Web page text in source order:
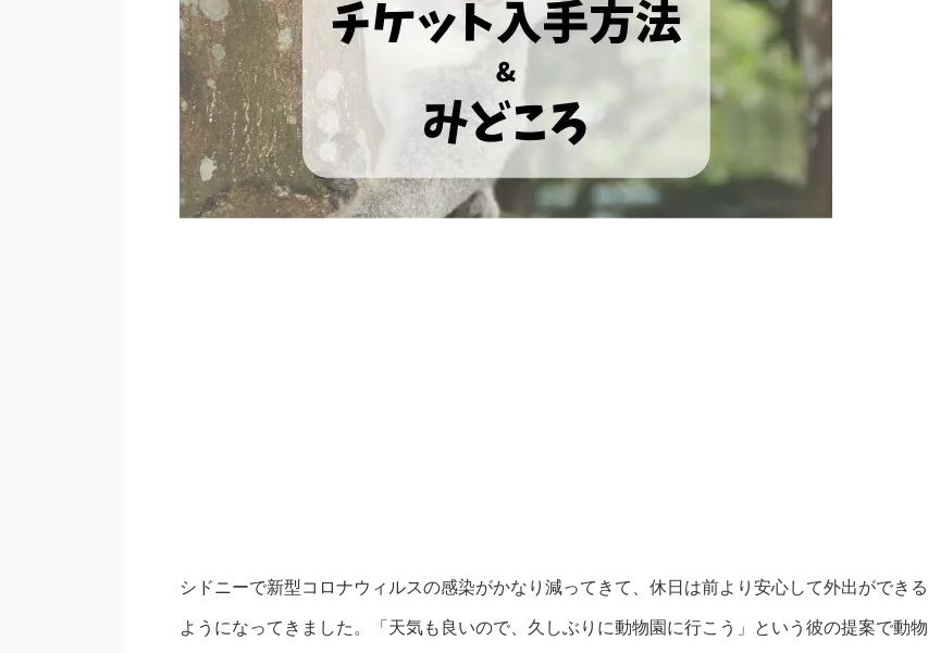
シドニーで新型コロナウィルスの感染がかなり減ってきて、休日は前より安心して外出ができる
ようになってきました。「天気も良いので、久しぶりに動物園に行こう」という彼の提案で動物